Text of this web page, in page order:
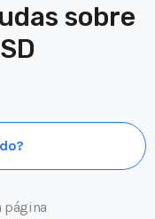
sobre
página